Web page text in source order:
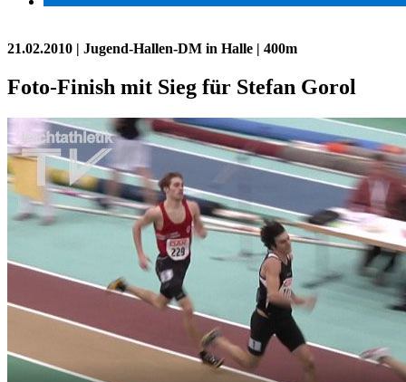
21.02.2010 | Jugend-Hallen-DM in Halle | 400m
Foto-Finish mit Sieg für Stefan Gorol